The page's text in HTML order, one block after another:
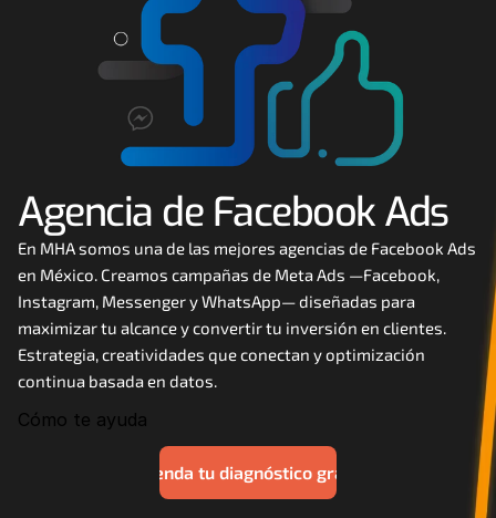
Automatización
Email marketing
Careers
Docs
About
Agencia de Facebook Ads
En MHA somos una de las mejores agencias de Facebook Ads
en México. Creamos campañas de Meta Ads —Facebook,
Instagram, Messenger y WhatsApp— diseñadas para
maximizar tu alcance y convertir tu inversión en clientes.
Estrategia, creatividades que conectan y optimización
continua basada en datos.
Cómo te ayuda
Agenda tu diagnóstico gratis